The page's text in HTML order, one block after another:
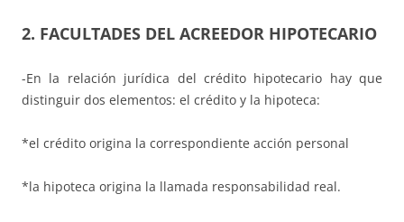
2. FACULTADES DEL ACREEDOR HIPOTECARIO
-En la relación jurídica del crédito hipotecario hay que
distinguir dos elementos: el crédito y la hipoteca:
*el crédito origina la correspondiente acción personal
*la hipoteca origina la llamada responsabilidad real.